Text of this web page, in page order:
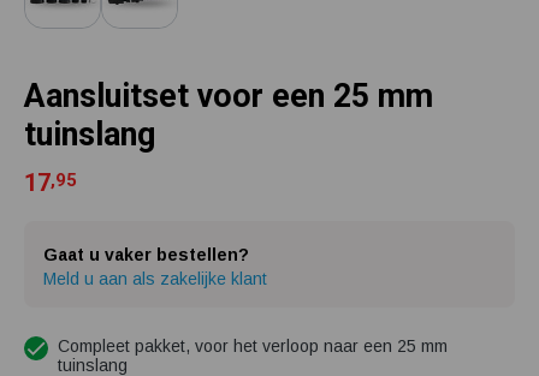
Aansluitset voor een 25 mm
tuinslang
17,95
Gaat u vaker bestellen?
Meld u aan als zakelijke klant
Compleet pakket, voor het verloop naar een 25 mm
tuinslang